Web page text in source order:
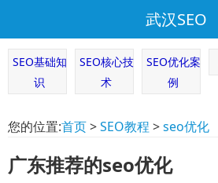
武汉SEO
SEO基础知
识
SEO核心技
术
SEO优化案
例
您的位置:首页>SEO教程 >seo优化
广东推荐的seo优化